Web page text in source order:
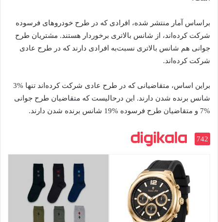
براساس آمار منتشر شده، افرادی که در طرح خودروهای فرسوده
شرکت کرده‌اند، از شانس بالاتری برخوردار هستند. مشتریان طرح
جوانی هم شانس بالاتری نسبت‌به افرادی دارند که در طرح عادی
شرکت کرده‌اند.
براین اساس، متقاضیانی که در طرح عادی شرکت کرده‌اند تنها %3
شانس برنده شدن دارند. این درحالیست که متقاضیان طرح جوانی
%7 و متقاضیان طرح فرسوده %19 شانس برنده شدن دارند.
742